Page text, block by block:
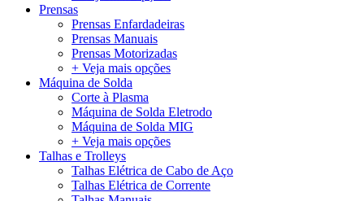
Prensas
Prensas Enfardadeiras
Prensas Manuais
Prensas Motorizadas
+ Veja mais opções
Máquina de Solda
Corte à Plasma
Máquina de Solda Eletrodo
Máquina de Solda MIG
+ Veja mais opções
Talhas e Trolleys
Talhas Elétrica de Cabo de Aço
Talhas Elétrica de Corrente